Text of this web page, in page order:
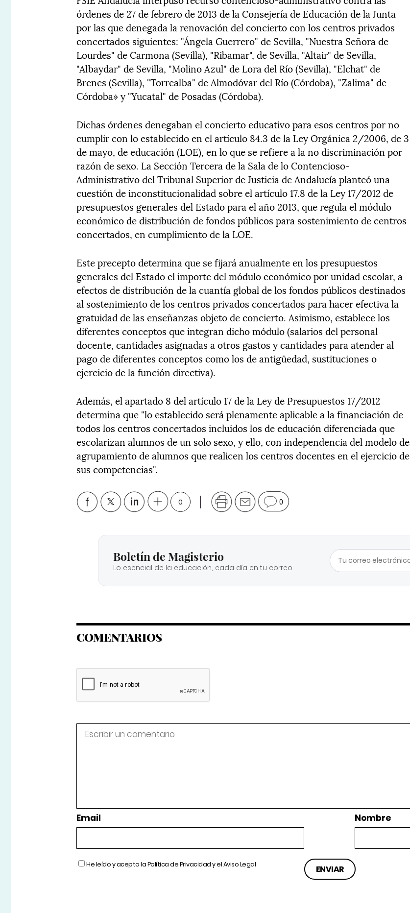
órdenes de 27 de febrero de 2013 de la Consejería de Educación de la Junta
por las que denegada la renovación del concierto con los centros privados
concertados siguientes: "Ángela Guerrero" de Sevilla, "Nuestra Señora de
Lourdes" de Carmona (Sevilla), "Ribamar", de Sevilla, "Altair" de Sevilla,
"Albaydar" de Sevilla, "Molino Azul" de Lora del Río (Sevilla), "Elchat" de
Brenes (Sevilla), "Torrealba" de Almodóvar del Río (Córdoba), "Zalima" de
Córdoba» y "Yucatal" de Posadas (Córdoba).
Dichas órdenes denegaban el concierto educativo para esos centros por no
cumplir con lo establecido en el artículo 84.3 de la Ley Orgánica 2/2006, de 3
de mayo, de educación (LOE), en lo que se refiere a la no discriminación por
razón de sexo. La Sección Tercera de la Sala de lo Contencioso-
Administrativo del Tribunal Superior de Justicia de Andalucía planteó una
cuestión de inconstitucionalidad sobre el artículo 17.8 de la Ley 17/2012 de
presupuestos generales del Estado para el año 2013, que regula el módulo
económico de distribución de fondos públicos para sostenimiento de centros
concertados, en cumplimiento de la LOE.
Este precepto determina que se fijará anualmente en los presupuestos
generales del Estado el importe del módulo económico por unidad escolar, a
efectos de distribución de la cuantía global de los fondos públicos destinados
al sostenimiento de los centros privados concertados para hacer efectiva la
gratuidad de las enseñanzas objeto de concierto. Asimismo, establece los
diferentes conceptos que integran dicho módulo (salarios del personal
docente, cantidades asignadas a otros gastos y cantidades para atender al
pago de diferentes conceptos como los de antigüedad, sustituciones o
ejercicio de la función directiva).
Además, el apartado 8 del artículo 17 de la Ley de Presupuestos 17/2012
determina que "lo establecido será plenamente aplicable a la financiación de
todos los centros concertados incluidos los de educación diferenciada que
escolarizan alumnos de un solo sexo, y ello, con independencia del modelo de
agrupamiento de alumnos que realicen los centros docentes en el ejercicio de
sus competencias".
0 0
Boletín de Magisterio
Lo esencial de la educación, cada día en tu correo.
COMENTARIOS
Email Nombre
He leído y acepto laPolítica de Privacidady elAviso Legal